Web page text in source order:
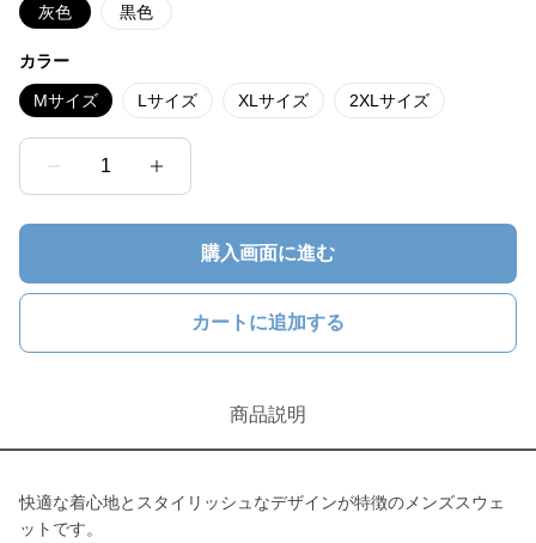
灰色 黒色
カラー
Mサイズ Lサイズ XLサイズ 2XLサイズ
1
購入画面に進む
カートに追加する
商品説明
快適な着心地とスタイリッシュなデザインが特徴のメンズスウェ
ットです。